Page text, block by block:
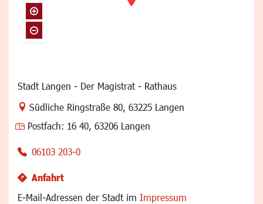
Stadt Langen - Der Magistrat - Rathaus
Link zur Google-Maps Navigation
Südliche Ringstraße 80, 63225 Langen
Postfach: 16 40, 63206 Langen
06103 203-0
Anfahrt
E-Mail-Adressen der Stadt im Impressum